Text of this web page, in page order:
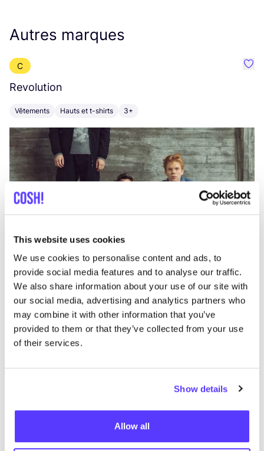
This website uses cookies
We use cookies to personalise content and ads, to
provide social media features and to analyse our traffic.
We also share information about your use of our site with
our social media, advertising and analytics partners who
may combine it with other information that you’ve
provided to them or that they’ve collected from your use
of their services.
Show details
Allow all
Autres marques
C
Revolution
Vêtements Hauts et t-shirts 3+